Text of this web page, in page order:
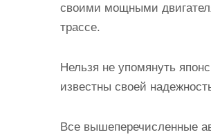
своими мощными
трассе.
Нельзя не упомянуть
известны своей
Все вышеперечисленные